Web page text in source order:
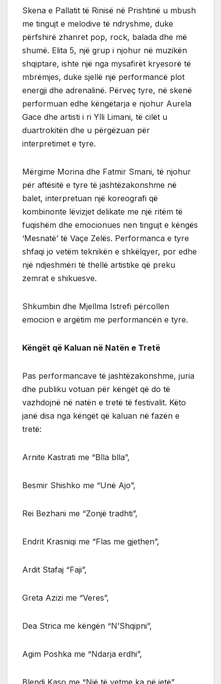
Skena e Pallatit të Rinisë në Prishtinë u mbush
me tingujt e melodive të ndryshme, duke
përfshirë zhanret pop, rock, balada dhe më
shumë. Elita 5, një grup i njohur në muzikën
shqiptare, ishte një nga mysafirët kryesorë të
mbrëmjes, duke sjellë një performancë plot
energji dhe adrenalinë. Përveç tyre, në skenë
performuan edhe këngëtarja e njohur Aurela
Gace dhe artisti i ri Ylli Limani, të cilët u
duartrokitën dhe u përgëzuan për
interpretimet e tyre.
Mërgime Morina dhe Fatmir Smani, të njohur
për aftësitë e tyre të jashtëzakonshme në
balet, interpretuan një koreografi që
kombinonte lëvizjet delikate me një ritëm të
fuqishëm dhe emocionues nen tingujt e këngës
‘Mesnatë’ të Vaçe Zelës. Performanca e tyre
shfaqi jo vetëm teknikën e shkëlqyer, por edhe
një ndjeshmëri të thellë artistike që preku
zemrat e shikuesve.
Shkumbin dhe Mjellma Istrefi përcollen
emocion e argëtim me performancën e tyre.
Këngët që Kaluan në Natën e Tretë
Pas performancave të jashtëzakonshme, juria
dhe publiku votuan për këngët që do të
vazhdojnë në natën e tretë të festivalit. Këto
janë disa nga këngët që kaluan në fazën e
tretë:
Arnite Kastrati me “Blla blla”,
Besmir Shishko me “Unë Ajo”,
Rei Bezhani me “Zonjë tradhti”,
Endrit Krasniqi me “Flas me gjethen”,
Ardit Stafaj “Faji”,
Greta Azizi me “Veres”,
Dea Strica me këngën “N’Shqipni”,
Agim Poshka me “Ndarja erdhi”,
Blendi Kaso me “Një të vetme ka në jetë”.